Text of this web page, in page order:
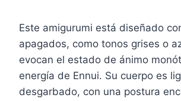
Este amigurumi está diseñado
apagados, como tonos grises o
evocan el estado de ánimo
energía de Ennui. Su cuerpo es
desgarbado, con una postura